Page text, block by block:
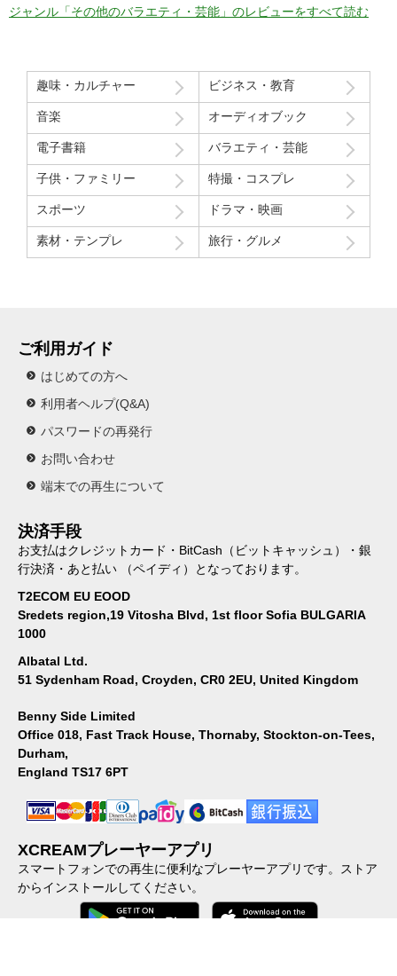
う」という趣旨の発言と「パイを食らう事はなんとも無い」とい
う趣旨の２つの部分ちょっと気分下がってしまったw
Route207さんいつも良い作品をありがとうございます！
初レビューですが、よく購入させて貰ってます！
ジャンル「その他のバラエティ・芸能」のレビューをすべて読む
趣味・カルチャー ビジネス・教育
音楽 オーディオブック
電子書籍 バラエティ・芸能
子供・ファミリー 特撮・コスプレ
スポーツ ドラマ・映画
素材・テンプレ 旅行・グルメ
ご利用ガイド
はじめての方へ
利用者ヘルプ(Q&A)
パスワードの再発行
お問い合わせ
端末での再生について
決済手段
お支払はクレジットカード・BitCash（ビットキャッシュ）・銀
行決済・あと払い （ペイディ）となっております。
T2ECOM EU EOOD
Sredets region,19 Vitosha Blvd, 1st floor Sofia BULGARIA
1000
Albatal Ltd.
51 Sydenham Road, Croyden, CR0 2EU, United Kingdom
Benny Side Limited
Office 018, Fast Track House, Thornaby, Stockton-on-Tees,
Durham,
England TS17 6PT
XCREAMプレーヤーアプリ
スマートフォンでの再生に便利なプレーヤーアプリです。ストア
からインストールしてください。